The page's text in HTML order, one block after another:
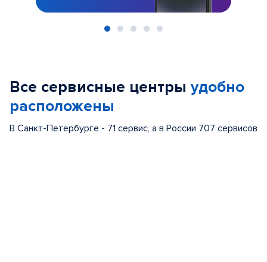
Все сервисные центры удобно
расположены
В Санкт-Петербурге - 71 сервис, а в России 707 сервисов